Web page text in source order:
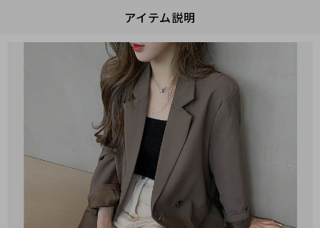
アイテム説明